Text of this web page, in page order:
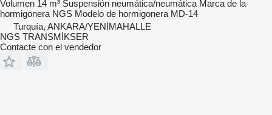
Volumen 14 m³ Suspensión neumática/neumática Marca de la
hormigonera NGS Modelo de hormigonera MD-14
Turquía, ANKARA/YENİMAHALLE
NGS TRANSMİKSER
Contacte con el vendedor